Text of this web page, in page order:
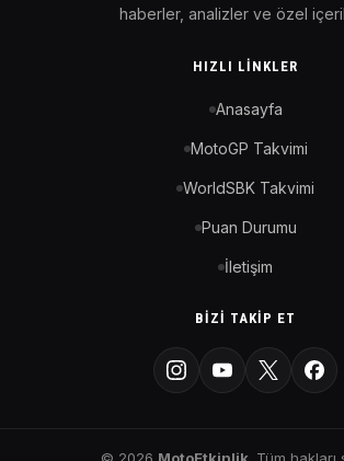
haberler, analizler ve özel
HIZLI LINKLER
Anasayfa
MotoGP Takvimi
WorldSBK Takvimi
Puan Durumu
İletişim
BIZI TAKIP ET